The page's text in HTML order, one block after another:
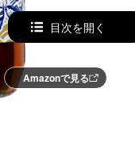
Amazonで見る
目次を開く